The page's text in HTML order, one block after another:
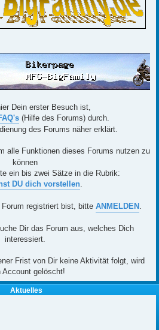
Dein erster Besuch ist,
(Hilfe des Forums) durch.
des Forums näher erklärt.
alle Funktionen dieses Forums nutzen zu
können
ein bis zwei Sätze in die Rubrik:
DU dich vorstellen.
registriert bist, bitte ANMELDEN .
Dir das Forum aus, welches Dich
interessiert.
Frist von Dir keine Aktivität folgt, wird
Account gelöscht!
Aktuelles